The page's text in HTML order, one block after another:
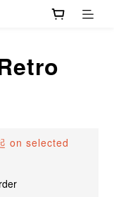
on selected